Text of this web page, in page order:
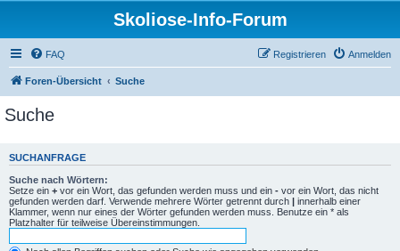
Skoliose-Info-Forum
FAQ Anmelden
Registrieren
Foren-Übersicht Suche
Suche
SUCHANFRAGE
Suche nach Wörtern:
Setze ein + vor ein Wort, das gefunden werden muss und ein - vor ein Wort, das nicht
gefunden werden darf. Verwende mehrere Wörter getrennt durch | innerhalb einer
Klammer, wenn nur eines der Wörter gefunden werden muss. Benutze ein * als
Platzhalter für teilweise Übereinstimmungen.